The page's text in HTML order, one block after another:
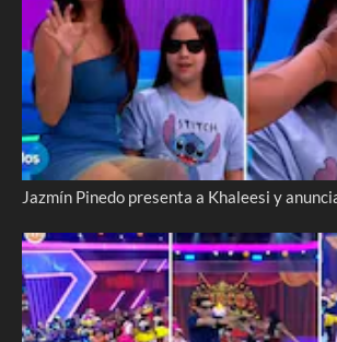
Jazmín Pinedo presenta a Khaleesi y